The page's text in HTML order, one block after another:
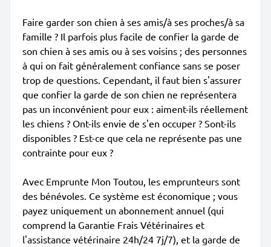
Faire garder son chien à ses amis/à ses proches/à sa
famille ? Il parfois plus facile de confier la garde de
son chien à ses amis ou à ses voisins ; des personnes
à qui on fait généralement confiance sans se poser
trop de questions. Cependant, il faut bien s'assurer
que confier la garde de son chien ne représentera
pas un inconvénient pour eux : aiment-ils réellement
les chiens ? Ont-ils envie de s'en occuper ? Sont-ils
disponibles ? Est-ce que cela ne représente pas une
contrainte pour eux ?
Avec Emprunte Mon Toutou, les emprunteurs sont
des bénévoles. Ce système est économique ; vous
payez uniquement un abonnement annuel (qui
comprend la Garantie Frais Vétérinaires et
l'assistance vétérinaire 24h/24 7j/7), et la garde de